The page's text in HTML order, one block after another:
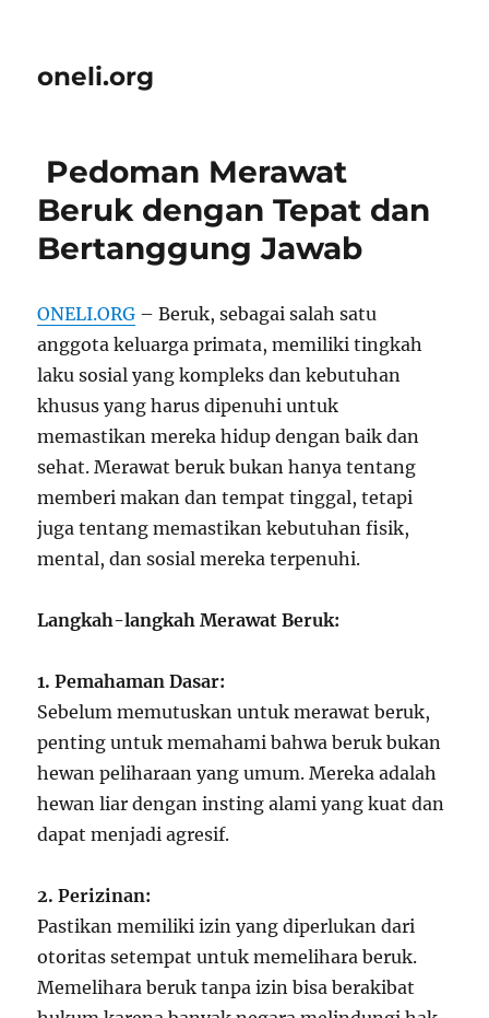
oneli.org
Pedoman Merawat
Beruk dengan Tepat dan
Bertanggung Jawab
ONELI.ORG – Beruk, sebagai salah satu
anggota keluarga primata, memiliki tingkah
laku sosial yang kompleks dan kebutuhan
khusus yang harus dipenuhi untuk
memastikan mereka hidup dengan baik dan
sehat. Merawat beruk bukan hanya tentang
memberi makan dan tempat tinggal, tetapi
juga tentang memastikan kebutuhan fisik,
mental, dan sosial mereka terpenuhi.
Langkah-langkah Merawat Beruk:
1. Pemahaman Dasar:
Sebelum memutuskan untuk merawat beruk,
penting untuk memahami bahwa beruk bukan
hewan peliharaan yang umum. Mereka adalah
hewan liar dengan insting alami yang kuat dan
dapat menjadi agresif.
2. Perizinan:
Pastikan memiliki izin yang diperlukan dari
otoritas setempat untuk memelihara beruk.
Memelihara beruk tanpa izin bisa berakibat